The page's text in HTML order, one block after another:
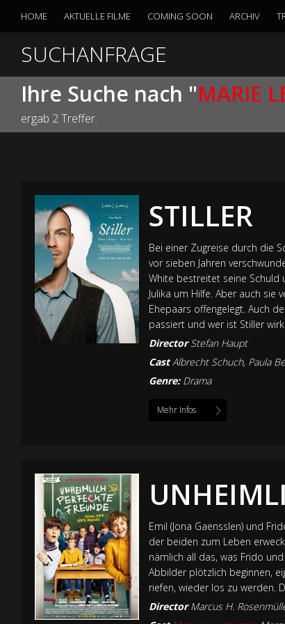
SUCHANFRAGE
Ihre Suche nach "MARIE
ergab 2 Treffer.
STILLER
Bei einer Zugreise durch die
vor sieben Jahren
White bestreitet seine Schuld
Julika um Hilfe. Aber auch
Ehepaars offengelegt. Auch
passiert und wer ist Stiller
Director Stefan Haupt
Cast Albrecht Schuch, Paula
Genre: Drama
Mehr Infos
Emil (Jona Gaensslen) und
der beiden zum Leben
nämlich all das, was Frido
Abbilder plötzlich beginnen,
riefen, wieder los zu werden.
Director Marcus H.
HOME AKTUELLE FILME COMING SOON ARCHIV